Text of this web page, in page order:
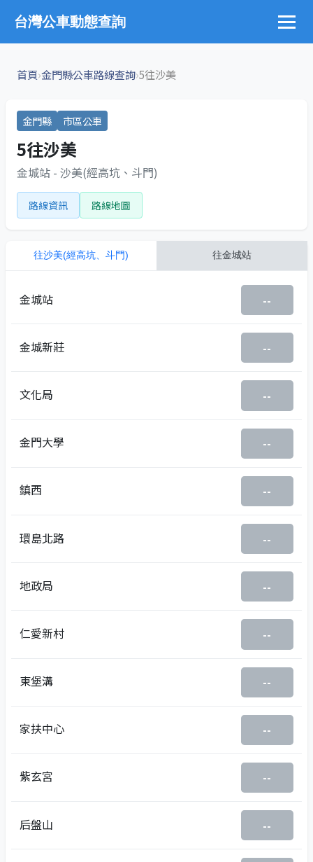
台灣公車動態查詢
首頁›金門縣公車路線查詢›5往沙美
金門縣 市區公車
5往沙美
金城站 - 沙美(經高坑、斗門)
路線資訊 路線地圖
往沙美(經高坑、斗門) 往金城站
金城站 --
金城新莊 --
文化局 --
金門大學 --
鎮西 --
環島北路 --
地政局 --
仁愛新村 --
東堡溝 --
家扶中心 --
紫玄宮 --
后盤山 --